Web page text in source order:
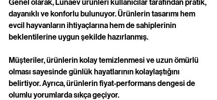
Genel olarak, Lunaev ürünleri kullanıcılar tarafından pratik,
dayanıklı ve konforlu bulunuyor. Ürünlerin tasarımı hem
evcil hayvanların ihtiyaçlarına hem de sahiplerinin
beklentilerine uygun şekilde hazırlanmış.
Müşteriler, ürünlerin kolay temizlenmesi ve uzun ömürlü
olması sayesinde günlük hayatlarının kolaylaştığını
belirtiyor. Ayrıca, ürünlerin fiyat-performans dengesi de
olumlu yorumlarda sıkça geçiyor.